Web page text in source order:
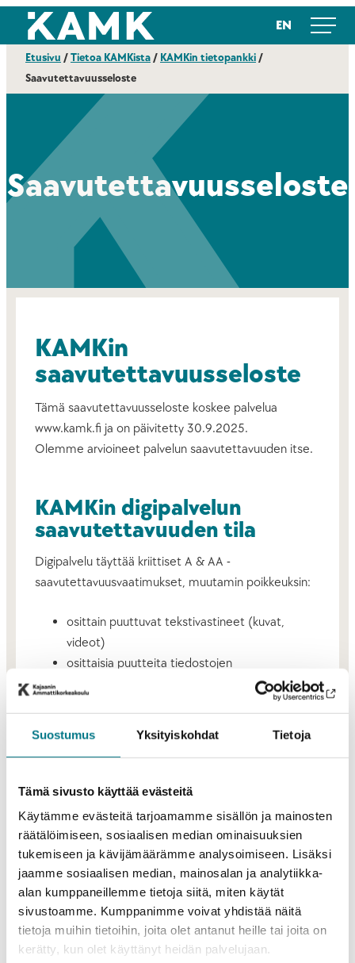
Suostumus Yksityiskohdat Tietoja
Tämä sivusto käyttää evästeitä
Käytämme evästeitä tarjoamamme sisällön ja mainosten
räätälöimiseen, sosiaalisen median ominaisuuksien
tukemiseen ja kävijämäärämme analysoimiseen. Lisäksi
jaamme sosiaalisen median, mainosalan ja analytiikka-
alan kumppaneillemme tietoja siitä, miten käytät
sivustoamme. Kumppanimme voivat yhdistää näitä
tietoja muihin tietoihin, joita olet antanut heille tai joita on
kerätty, kun olet käyttänyt heidän palvelujaan.
Siirry
suoraan
sisältöön
Kajaanin ammattikorkeakoulu EN
Etusivu /Tietoa KAMKista/ KAMKin tietopankki/
Saavutettavuusseloste
Saavutettavuusseloste
KAMKin
saavutettavuusseloste
Tämä saavutettavuusseloste koskee palvelua
www.kamk.fi ja on päivitetty 30.9.2025.
Olemme arvioineet palvelun saavutettavuuden itse.
KAMKin digipalvelun
saavutettavuuden tila
Digipalvelu täyttää kriittiset A & AA -
saavutettavuusvaatimukset, muutamin poikkeuksin:
osittain puuttuvat tekstivastineet (kuvat,
videot)
osittaisia puutteita tiedostojen
saavutettavuudessa (pdf, word, excel ja
näiltä osin mahdollisimman pian.
Anna palautetta
saavutettavuudesta
Otamme mielellämme vastaan palautetta tämän
sivuston saavutettavuudesta. Voit ottaa meihin
yhteyttä seuraavilla tavoilla: